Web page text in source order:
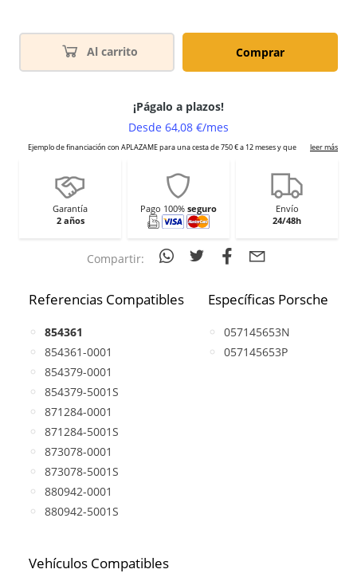
Al carrito Comprar
Garantía
2 años
Pago 100% seguro
Envío
24/48h
Compartir:
Referencias Compatibles
854361
854361-0001
854379-0001
854379-5001S
871284-0001
871284-5001S
873078-0001
873078-5001S
880942-0001
880942-5001S
Específicas Porsche
057145653N
057145653P
Vehículos Compatibles